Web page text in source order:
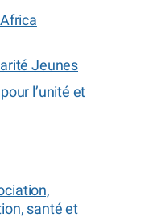
Jeunes
l’unité et
santé et